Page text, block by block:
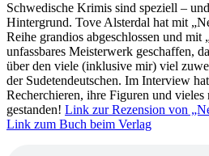
Schwedische Krimis sind speziell –
Hintergrund. Tove Alsterdal hat mit
Reihe grandios abgeschlossen und mit
unfassbares Meisterwerk geschaffen,
über den viele (inklusive mir) viel
der Sudetendeutschen. Im Interview
Recherchieren, ihre Figuren und
gestanden! Link zur Rezension von
Link zum Buch beim Verlag